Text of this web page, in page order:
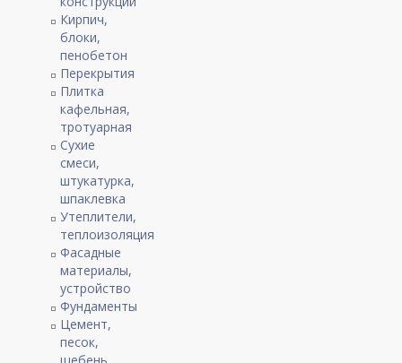
Кирпич,
блоки,
пенобетон
Перекрытия
Плитка
кафельная,
тротуарная
Сухие
смеси,
штукатурка,
шпаклевка
Утеплители,
теплоизоляция
Фасадные
материалы,
устройство
Фундаменты
Цемент,
песок,